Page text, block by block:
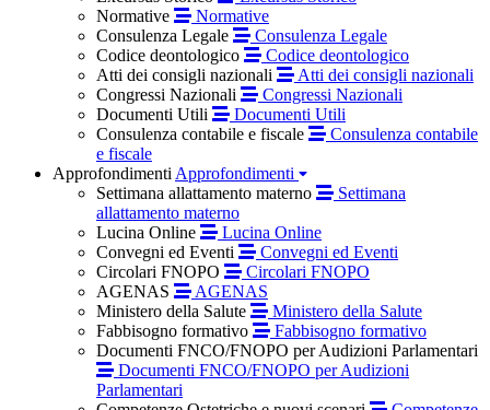
Normative
Normative
Consulenza Legale
Consulenza Legale
Codice deontologico
Codice deontologico
Atti dei consigli nazionali
Atti dei consigli nazionali
Congressi Nazionali
Congressi Nazionali
Documenti Utili
Documenti Utili
Consulenza contabile e fiscale
Consulenza contabile
e fiscale
Approfondimenti Approfondimenti
Settimana allattamento materno
Settimana
allattamento materno
Lucina Online
Lucina Online
Convegni ed Eventi
Convegni ed Eventi
Circolari FNOPO
Circolari FNOPO
AGENAS
AGENAS
Ministero della Salute
Ministero della Salute
Fabbisogno formativo
Fabbisogno formativo
Documenti FNCO/FNOPO per Audizioni Parlamentari
Documenti FNCO/FNOPO per Audizioni
Parlamentari